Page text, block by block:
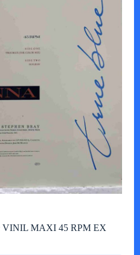
VINIL MAXI 45 RPM EX